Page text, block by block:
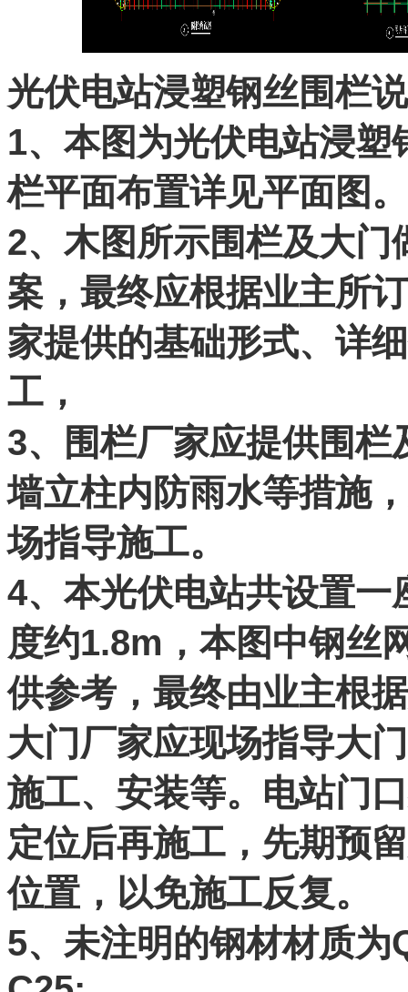
光伏电站浸塑钢丝围栏
1、本图为光伏电站浸
栏平面布置详见平面图。
2、木图所示围栏及大
案，最终应根据业主所
家提供的基础形式、详
工，
3、围栏厂家应提供围
墙立柱内防雨水等措施
场指导施工。
4、本光伏电站共设置
度约1.8m，本图中钢丝
供参考，最终由业主根
大门厂家应现场指导大
施工、安装等。电站门
定位后再施工，先期预
位置，以免施工反复。
5、未注明的钢材材质